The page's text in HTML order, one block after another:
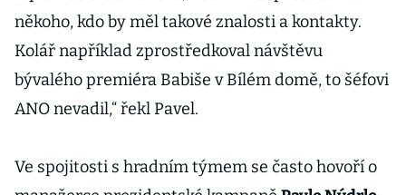
někoho, kdo by měl takové znalosti a kontakty.
Kolář například zprostředkoval návštěvu
bývalého premiéra Babiše v Bílém domě, to šéfovi
ANO nevadil,“ řekl Pavel.
Ve spojitosti s hradním týmem se často hovoří o